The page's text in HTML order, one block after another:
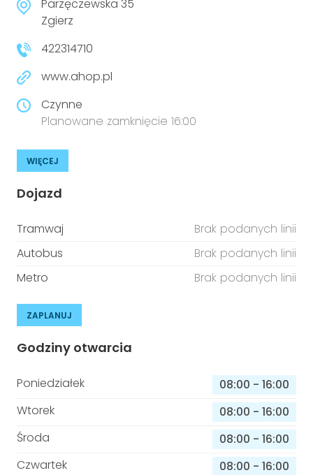
Parzęczewska 35
Zgierz
422314710
www.ahop.pl
Czynne
Planowane zamknięcie 16:00
WIĘCEJ
Dojazd
Tramwaj
Brak podanych linii
Autobus
Brak podanych linii
Metro
Brak podanych linii
ZAPLANUJ
Godziny otwarcia
Poniedziałek 08:00 - 16:00
Wtorek
08:00 - 16:00
Środa
08:00 - 16:00
Czwartek
08:00 - 16:00